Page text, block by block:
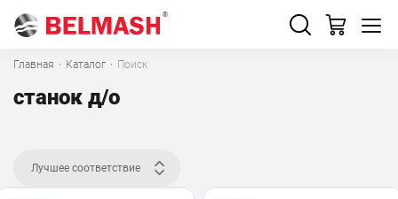
Главная · Каталог · Поиск
станок д/о
Лучшее соответствие